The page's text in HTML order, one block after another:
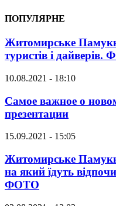
ПОПУЛЯРНЕ
Житомирське
туристів і
10.08.2021 - 18:10
Самое важное о
презентации
15.09.2021 - 15:05
Житомирське
на який їдуть
ФОТО